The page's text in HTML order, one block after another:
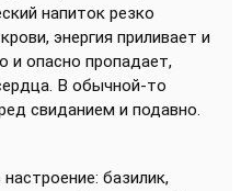
напиток резко
энергия приливает и
и опасно пропадает,
В обычной-то
свиданием и подавно.
базилик,